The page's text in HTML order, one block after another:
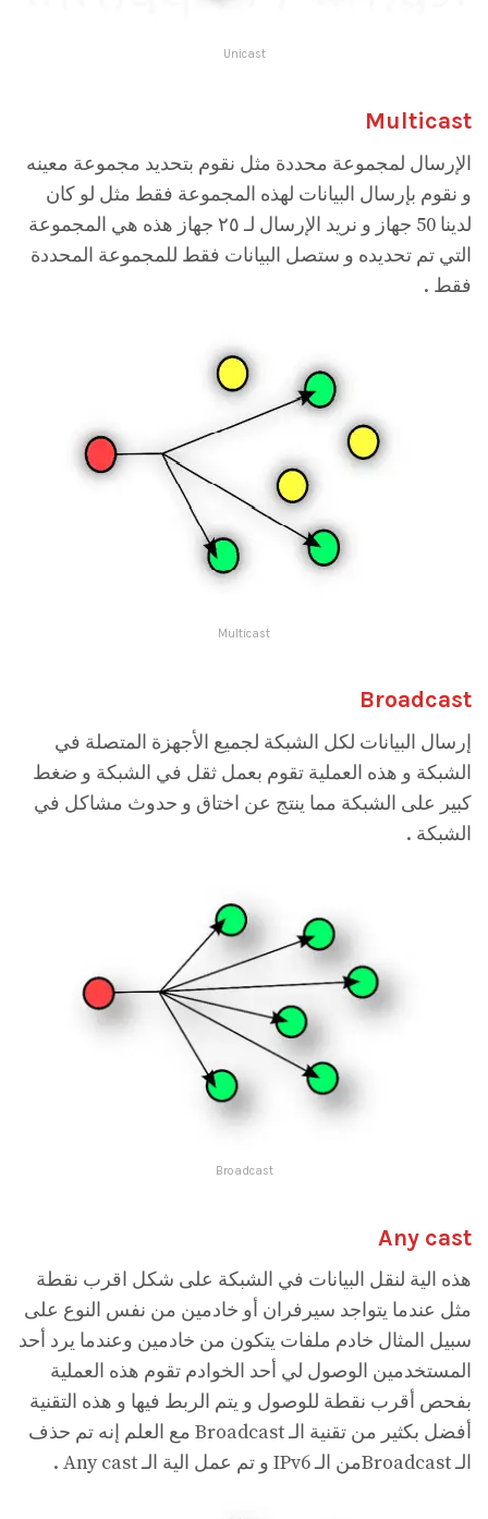
Unicast
Multicast
الإرسال لمجموعة محددة مثل نقوم بتحديد مجموعة معينه
و نقوم بإرسال البيانات لهذه المجموعة فقط مثل لو كان
لدينا 50 جهاز و نريد الإرسال لـ ٢٥ جهاز هذه هي المجموعة
التي تم تحديده و ستصل البيانات فقط للمجموعة المحددة
فقط .
Multicast
Broadcast
إرسال البيانات لكل الشبكة لجميع الأجهزة المتصلة في
الشبكة و هذه العملية تقوم بعمل ثقل في الشبكة و ضغط
كبير على الشبكة مما ينتج عن اختاق و حدوث مشاكل في
الشبكة .
Broadcast
Any cast
هذه الية لنقل البيانات في الشبكة على شكل اقرب نقطة
مثل عندما يتواجد سيرفران أو خادمين من نفس النوع على
سبيل المثال خادم ملفات يتكون من خادمين وعندما يرد أحد
المستخدمين الوصول لي أحد الخوادم تقوم هذه العملية
بفحص أقرب نقطة للوصول و يتم الربط فيها و هذه التقنية
أفضل بكثير من تقنية الـ Broadcast مع العلم إنه تم حذف
الـ Broadcastمن الـ IPv6 و تم عمل الية الـ Any cast .